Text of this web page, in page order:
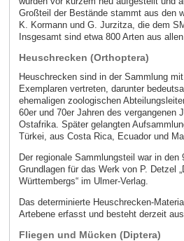
Großteil der Bestände stammt aus den
K. Kormann und G. Jurzitza, die dem
Insgesamt sind etwa 800 Arten aus
Heuschrecken (Orthoptera)
Heuschrecken sind in der Sammlung
Exemplaren vertreten, darunter
ehemaligen zoologischen
60er und 70er Jahren des vergangenen
Ostafrika. Später gelangten
Türkei, aus Costa Rica, Ecuador und
Der regionale Sammlungsteil war in den
Grundlagen für das Werk von P. Detzel
Württembergs“ im Ulmer-Verlag.
Das determinierte Heuschrecken-
Artebene erfasst und besteht derzeit
Fliegen und Mücken (Diptera)